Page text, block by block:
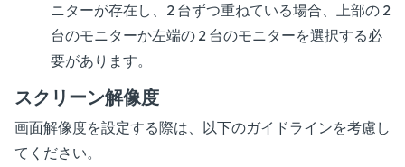
ニターが存在し、2 台ずつ重ねている場合、上部の 2
台のモニターか左端の 2 台のモニターを選択する必
要があります。
スクリーン解像度
画面解像度を設定する際は、以下のガイドラインを考慮し
てください。